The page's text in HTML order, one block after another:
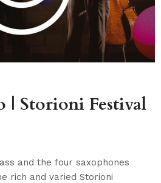
| Storioni Festival
and the four saxophones
rich and varied Storioni